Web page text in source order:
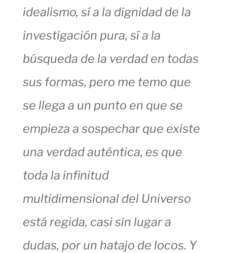
idealismo, sí a la dignidad de la
investigación pura, sí a la
búsqueda de la verdad en todas
sus formas, pero me temo que
se llega a un punto en que se
empieza a sospechar que existe
una verdad auténtica, es que
toda la infinitud
multidimensional del Universo
está regida, casi sin lugar a
dudas, por un hatajo de locos. Y